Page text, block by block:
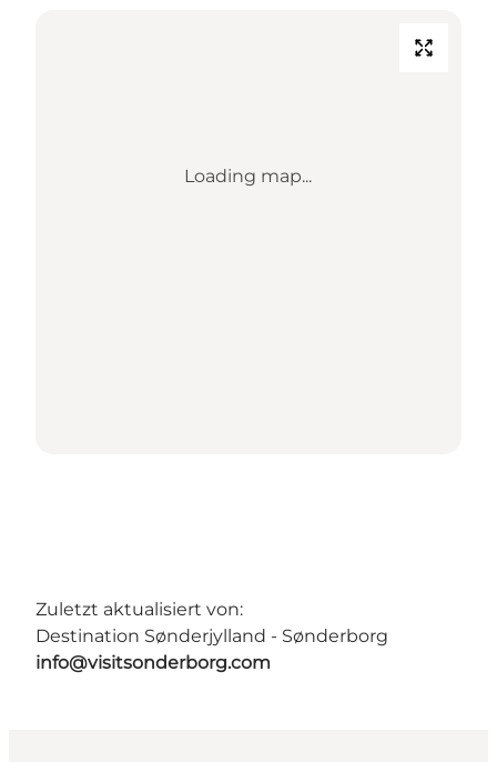
Loading map...
Zuletzt aktualisiert von:
Destination Sønderjylland - Sønderborg
info@visitsonderborg.com